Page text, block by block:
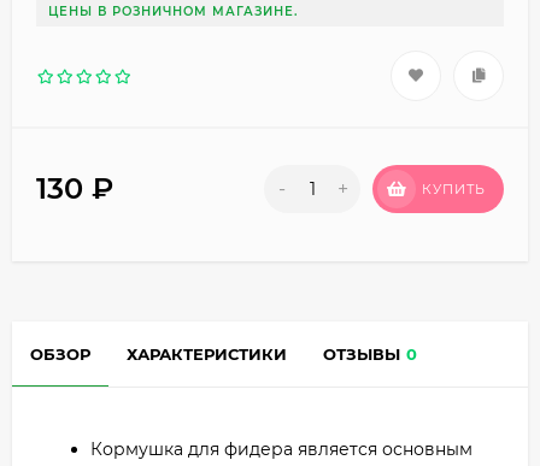
ЦЕНЫ В РОЗНИЧНОМ МАГАЗИНЕ.
130 ₽ - + КУПИТЬ
ОБЗОР ХАРАКТЕРИСТИКИ ОТЗЫВЫ 0
Кормушка для фидера является основным